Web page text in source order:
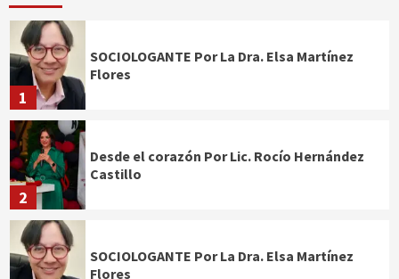
1
SOCIOLOGANTE Por La Dra. Elsa Martínez
Flores
2
Desde el corazón Por Lic. Rocío Hernández
Castillo
SOCIOLOGANTE Por La Dra. Elsa Martínez
Flores